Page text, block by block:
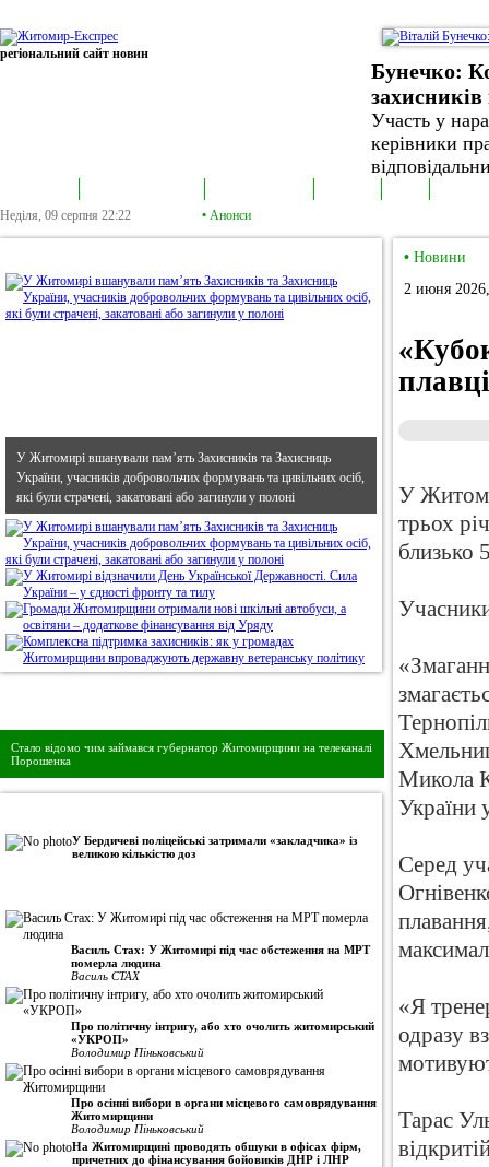
регіональний сайт новин
Бунечко:
захисників
Участь у
керівники
Неділя, 09 серпня 22:22 • Анонси
У Житомирі вшанували пам’ять Захисників та Захисниць
України, учасників добровольчих формувань та цивільних осіб,
які були страчені, закатовані або загинули у полоні
Стало відомо чим займався губернатор Житомирщини на телеканалі
Порошенка
У Бердичеві поліцейські затримали «закладчика» із
великою кількістю доз
Василь Стах: У Житомирі під час обстеження на МРТ
померла людина
Василь СТАХ
Про політичну інтригу, або хто очолить житомирський
«УКРОП»
Володимир Піньковський
Про осінні вибори в органи місцевого самоврядування
Житомирщини
Володимир Піньковський
На Житомирщині проводять обшуки в офісах фірм,
причетних до фінансування бойовиків ДНР і ЛНР
• Новини
2 июня
У
трьох
близько
Микола
України
Серед
«Я
одразу
Тарас